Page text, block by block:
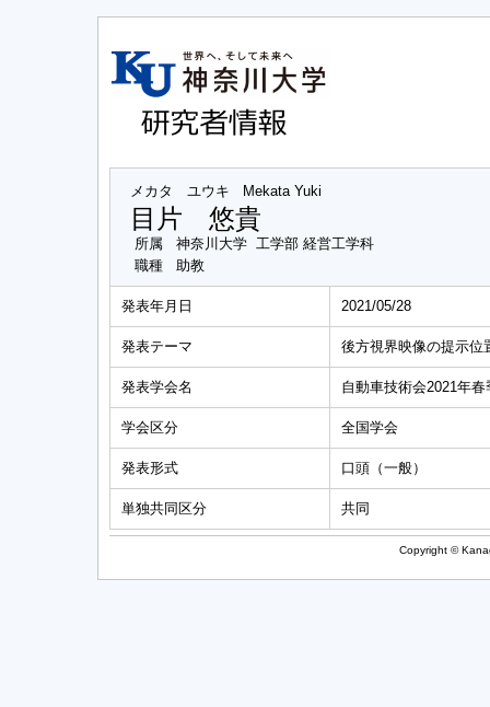
メカタ ユウキ Mekata Yuki
目片 悠貴
所属
神奈川大学 工学部 経営工学科
職種
助教
発表年月日 2021/05/28
発表テーマ 後方視界映像の提示位
発表学会名 自動車技術会2021年春
学会区分 全国学会
発表形式 口頭（一般）
単独共同区分 共同
Copyright ©